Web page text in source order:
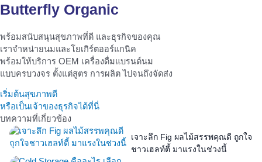
Butterfly Organic
พร้อมสนับสนุนสุขภาพที่ดี และธุรกิจของคุณ
เราจำหน่ายนมและโยเกิร์ตออร์แกนิค
พร้อมให้บริการ OEM เครื่องดื่มแบรนด์นม
แบบครบวงจร ตั้งแต่สูตร การผลิต ไปจนถึงจัดส่ง
เริ่มต้นสุขภาพดี
หรือเป็นเจ้าของธุรกิจได้ที่นี่
บทความที่เกี่ยวข้อง
เจาะลึก Fig ผลไม้สรรพคุณดี ถูกใจ
ชาวเฮลท์ตี้ มาแรงในช่วงนี้